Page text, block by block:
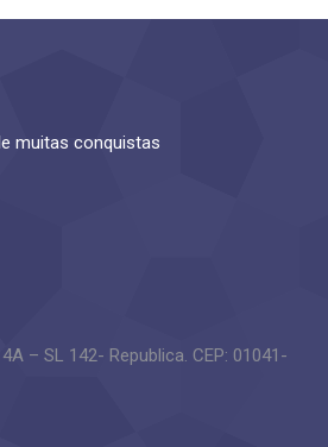
muitas conquistas
– SL 142- Republica. CEP: 01041-